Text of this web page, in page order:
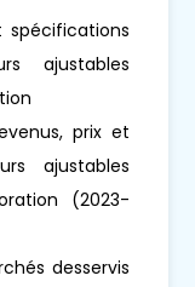
spécifications
ajustables
prix et
ajustables
(2023-
desservis